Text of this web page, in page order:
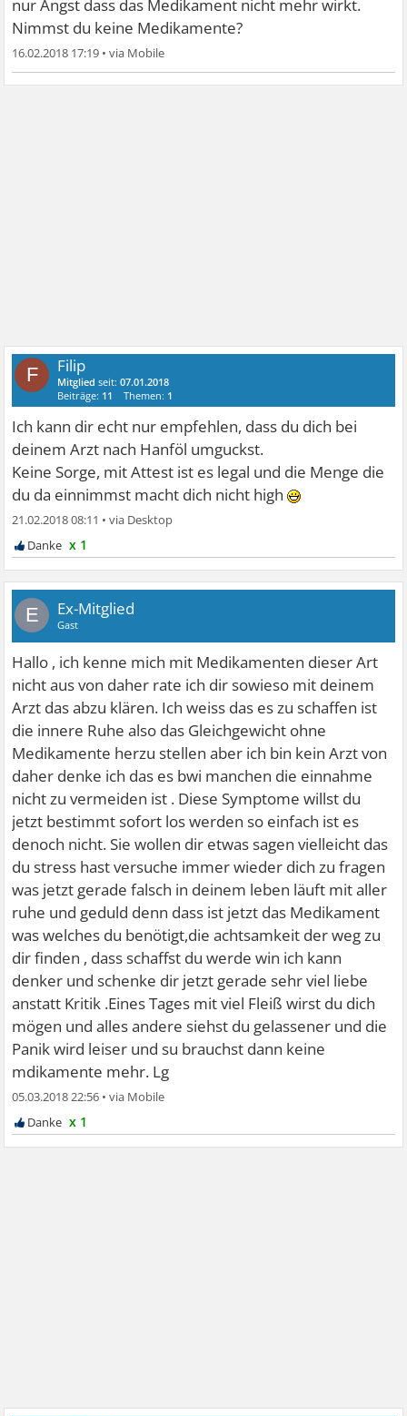
nur Angst dass das Medikament nicht mehr wirkt.
Nimmst du keine Medikamente?
16.02.2018 17:19 •
F Filip
Mitglied seit:07.01.2018
Beiträge: 11 Themen: 1
Ich kann dir echt nur empfehlen, dass du dich bei
deinem Arzt nach Hanföl umguckst.
Keine Sorge, mit Attest ist es legal und die Menge die
du da einnimmst macht dich nicht high
21.02.2018 08:11 •
x 1
E Ex-Mitglied
Gast
Hallo , ich kenne mich mit Medikamenten dieser Art
nicht aus von daher rate ich dir sowieso mit deinem
Arzt das abzu klären. Ich weiss das es zu schaffen ist
die innere Ruhe also das Gleichgewicht ohne
Medikamente herzu stellen aber ich bin kein Arzt von
daher denke ich das es bwi manchen die einnahme
nicht zu vermeiden ist . Diese Symptome willst du
jetzt bestimmt sofort los werden so einfach ist es
denoch nicht. Sie wollen dir etwas sagen vielleicht das
du stress hast versuche immer wieder dich zu fragen
was jetzt gerade falsch in deinem leben läuft mit aller
ruhe und geduld denn dass ist jetzt das Medikament
was welches du benötigt,die achtsamkeit der weg zu
dir finden , dass schaffst du werde win ich kann
denker und schenke dir jetzt gerade sehr viel liebe
anstatt Kritik .Eines Tages mit viel Fleiß wirst du dich
mögen und alles andere siehst du gelassener und die
Panik wird leiser und su brauchst dann keine
mdikamente mehr. Lg
05.03.2018 22:56 •
x 1